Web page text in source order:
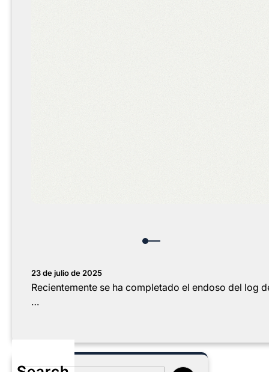
23 de julio de 2025
Recientemente se ha completado el endoso del log
…